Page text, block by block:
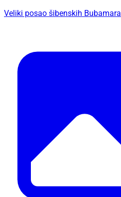
Veliki posao šibenskih Bubamara